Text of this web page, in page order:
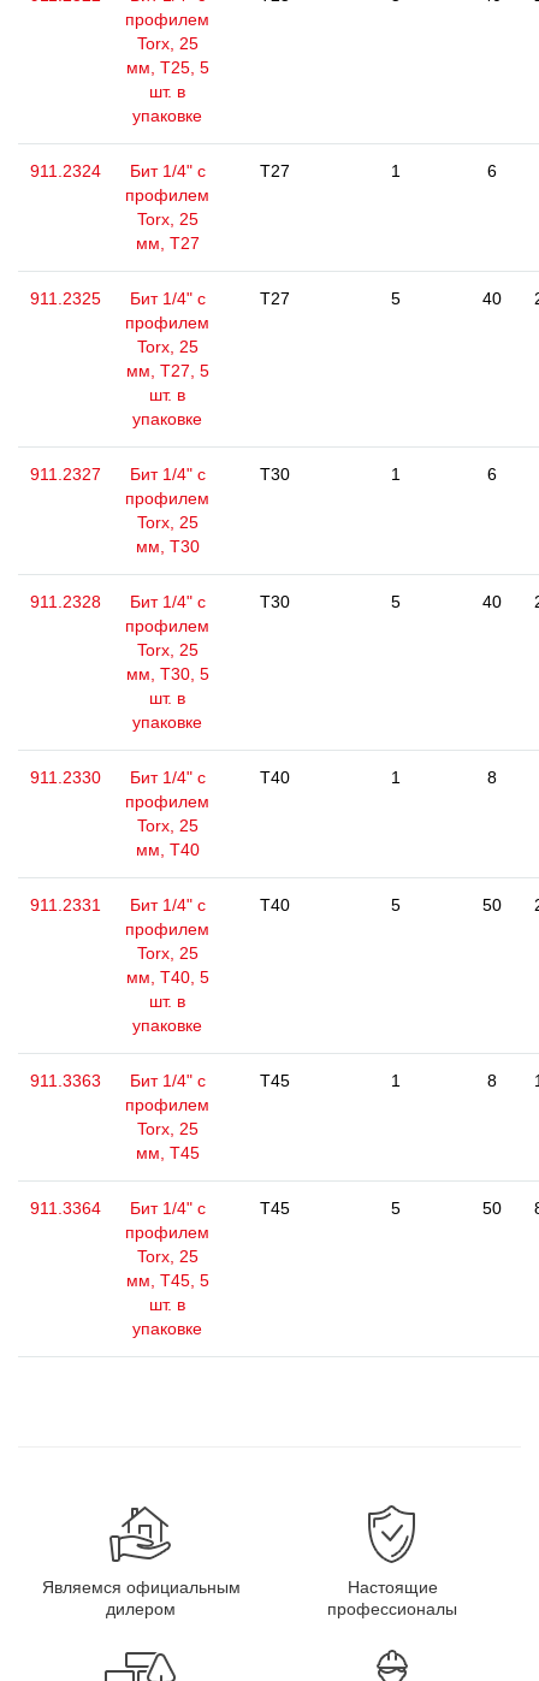
профилем
Torx, 25
мм, Т25, 5
шт. в
упаковке
911.2324
Бит 1/4" с
профилем
Torx, 25
мм, Т27
T27 1 6
911.2325
Бит 1/4" с
профилем
Torx, 25
мм, Т27, 5
шт. в
упаковке
T27 5 40
911.2327
Бит 1/4" с
профилем
Torx, 25
мм, Т30
T30 1 6
911.2328
Бит 1/4" с
профилем
Torx, 25
мм, Т30, 5
шт. в
упаковке
T30 5 40
911.2330
Бит 1/4" с
профилем
Torx, 25
мм, Т40
T40 1 8
911.2331
Бит 1/4" с
профилем
Torx, 25
мм, Т40, 5
шт. в
упаковке
T40 5 50
911.3363
Бит 1/4" с
профилем
Torx, 25
мм, Т45
T45 1 8
911.3364
Бит 1/4" с
профилем
Torx, 25
мм, Т45, 5
шт. в
упаковке
T45 5 50
Являемся официальным
дилером
Настоящие
профессионалы